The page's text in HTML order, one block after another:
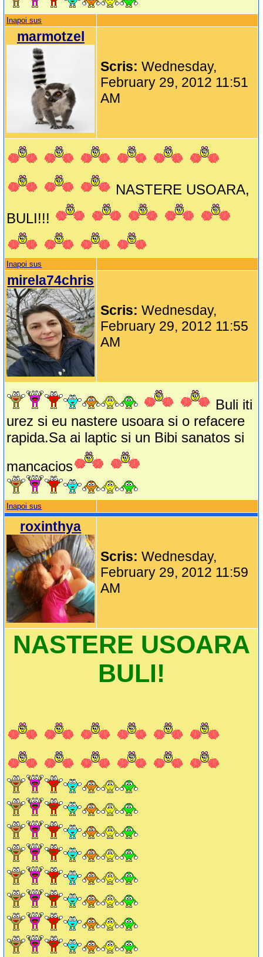
Inapoi sus
marmotzel
Scris:Wednesday,
February 29, 2012 11:51
AM
NASTERE USOARA,
BULI!!!
Inapoi sus
mirela74chris
Scris:Wednesday,
February 29, 2012 11:55
AM
Buli iti
urez si eu nastere usoara si o refacere
rapida.Sa ai laptic si un Bibi sanatos si
mancacios
Inapoi sus
roxinthya
Scris:Wednesday,
February 29, 2012 11:59
AM
NASTERE USOARA
BULI!